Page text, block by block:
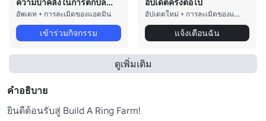
ความบ้าคลั่งในการตกปลา - ส่วนที่ 2
อัพเดท + การละเมิดของแอดมิน
เข้าร่วมกิจกรรม
อัปเดตครั้งต่อไป
อัปเดตใหม่ + การละเมิดของแอดมิน!
แจ้งเตือนฉัน
ดูเพิ่มเติม
คำอธิบาย
ยินดีต้อนรับสู่ Build A Ring Farm!